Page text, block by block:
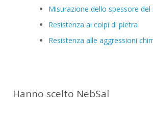
Misurazione dello spessore
Resistenza ai colpi di pietra
Resistenza alle aggressioni
Hanno scelto NebSal